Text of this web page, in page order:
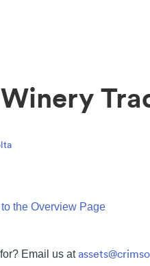
the Overview Page
Email us at